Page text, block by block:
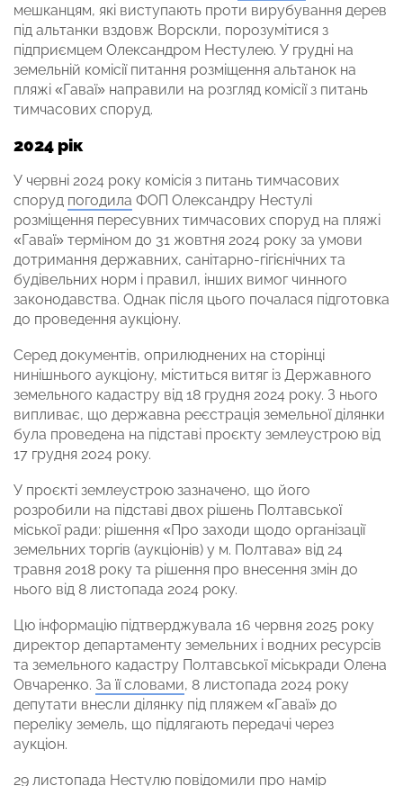
мешканцям, які виступають проти вирубування дерев
під альтанки вздовж Ворскли, порозумітися з
підприємцем Олександром Нестулею. У грудні на
земельній комісії питання розміщення альтанок на
пляжі «Гаваї» направили на розгляд комісії з питань
тимчасових споруд.
2024 рік
У червні 2024 року комісія з питань тимчасових
споруд погодила ФОП Олександру Нестулі
розміщення пересувних тимчасових споруд на пляжі
«Гаваї» терміном до 31 жовтня 2024 року за умови
дотримання державних, санітарно-гігієнічних та
будівельних норм і правил, інших вимог чинного
законодавства. Однак після цього почалася підготовка
до проведення аукціону.
Серед документів, оприлюднених на сторінці
нинішнього аукціону, міститься витяг із Державного
земельного кадастру від 18 грудня 2024 року. З нього
випливає, що державна реєстрація земельної ділянки
була проведена на підставі проєкту землеустрою від
17 грудня 2024 року.
У проєкті землеустрою зазначено, що його
розробили на підставі двох рішень Полтавської
міської ради: рішення «Про заходи щодо організації
земельних торгів (аукціонів) у м. Полтава» від 24
травня 2018 року та рішення про внесення змін до
нього від 8 листопада 2024 року.
Цю інформацію підтверджувала 16 червня 2025 року
директор департаменту земельних і водних ресурсів
та земельного кадастру Полтавської міськради Олена
Овчаренко. За її словами, 8 листопада 2024 року
депутати внесли ділянку під пляжем «Гаваї» до
переліку земель, що підлягають передачі через
аукціон.
29 листопада Нестулю повідомили про намір